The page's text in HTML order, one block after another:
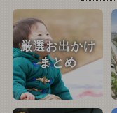
厳選お出かけ
まとめ